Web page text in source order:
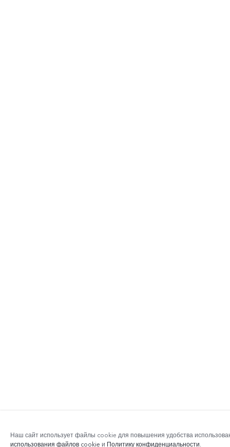
Наш сайт использует файлы cookie для повышения удобства
использования файлов cookie и Политику конфиденциальности.